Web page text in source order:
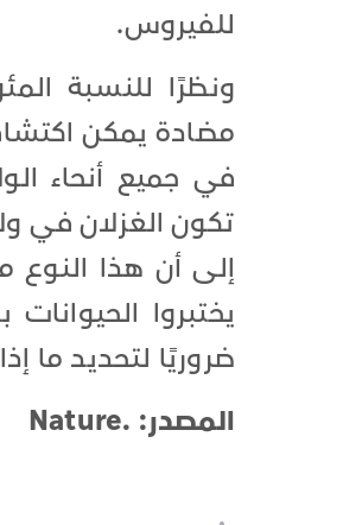
للفيروس.
ونظرًا للنسبة
مضادة يمكن
في جميع أنحاء
تكون الغزلان في
إلى أن هذا
يختبروا
ضروريًا لتحديد ما
المصدر: .Nature